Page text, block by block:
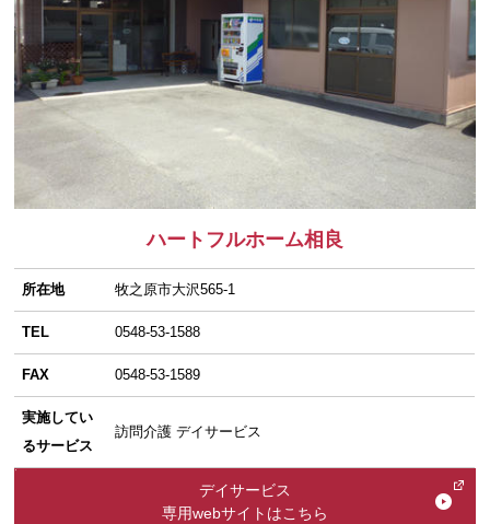
ハートフルホーム相良
所在地 牧之原市大沢565-1
TEL 0548-53-1588
FAX 0548-53-1589
実施してい
るサービス
訪問介護 デイサービス
デイサービス
専用webサイトはこちら